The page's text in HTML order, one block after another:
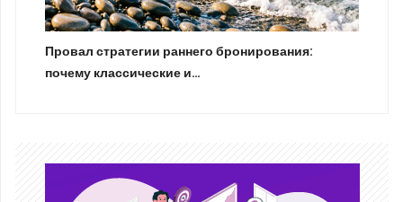
Провал стратегии раннего бронирования:
почему классические и…